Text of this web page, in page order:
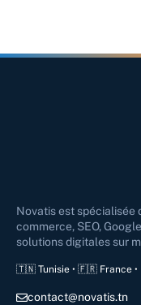
Novatis est spécialisée
commerce, SEO,
solutions digitales sur
🇹🇳 Tunisie • 🇫🇷 France •
contact@novatis.tn